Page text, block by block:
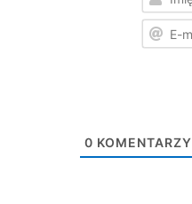
0 KOMENTARZY